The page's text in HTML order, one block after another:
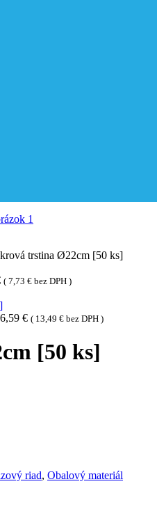
trstina Ø22cm [50 ks]
( 7,73 € bez DPH )
€ ( 13,49 € bez DPH )
[50 ks]
riad, Obalový materiál